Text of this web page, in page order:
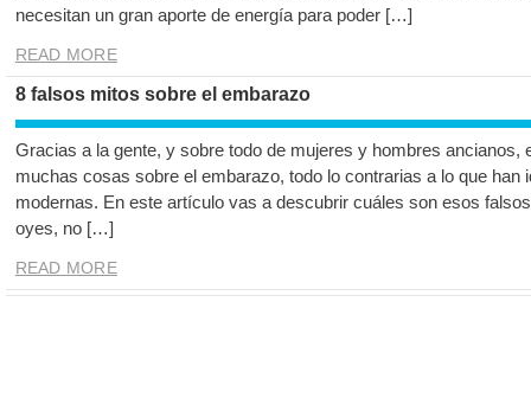
necesitan un gran aporte de energía para poder […]
READ MORE
8 falsos mitos sobre el embarazo
Gracias a la gente, y sobre todo de mujeres y hombres ancianos,
muchas cosas sobre el embarazo, todo lo contrarias a lo que han
modernas. En este artículo vas a descubrir cuáles son esos
oyes, no […]
READ MORE